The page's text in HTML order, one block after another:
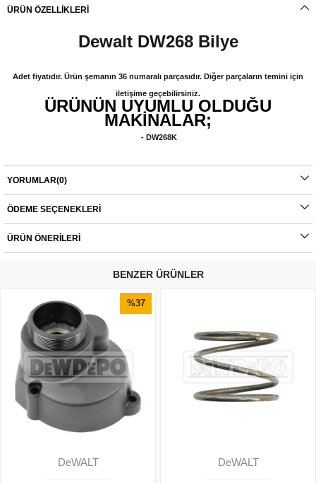
ÜRÜN ÖZELLIKLERI
Dewalt DW268 Bilye
Adet fiyatıdır. Ürün şemanın 36 numaralı parçasıdır. Diğer parçaların temini için
iletişime geçebilirsiniz.
ÜRÜNÜN UYUMLU OLDUĞU
MAKİNALAR;
- DW268K
montajlarda ürünlerin iade veya değişim süreçleri bulunmamaktadır. Yedek
parçalar tamamı orijinal olup, fabrikadan çıkmadan kontrol edilmektedir. Yetkili
servis haricinde yapılan montajlardan kaynaklı sorunlar tamamen müşteriye aittir.
Ürünlerin değişim süreçlerindeki kargo bedelleri müşteriye aittir.
YORUMLAR(0)
ÖDEME SEÇENEKLERI
ÜRÜN ÖNERILERI
BENZER ÜRÜNLER
DeWALT
%37
DeWALT